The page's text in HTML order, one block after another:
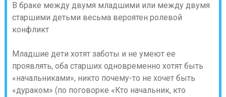
В браке между двумя младшими или между двумя
старшими детьми весьма вероятен ролевой
конфликт
Младшие дети хотят заботы и не умеют ее
проявлять, оба старших одновременно хотят быть
«начальниками», никто почему-то не хочет быть
«дураком» (по поговорке «Кто начальник, кто